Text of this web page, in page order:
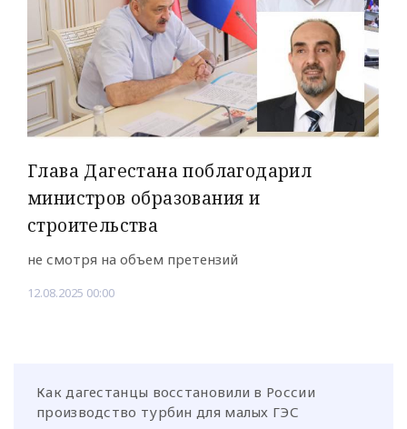
Глава Дагестана поблагодарил
министров образования и
строительства
не смотря на объем претензий
12.08.2025 00:00
Как дагестанцы восстановили в России
производство турбин для малых ГЭС